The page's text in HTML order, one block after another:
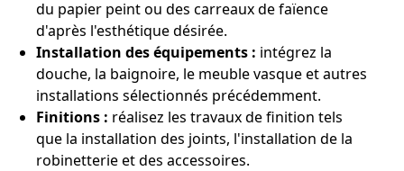
du papier peint ou des carreaux de faïence
d'après l'esthétique désirée.
Installation des équipements : intégrez la
douche, la baignoire, le meuble vasque et autres
installations sélectionnés précédemment.
Finitions : réalisez les travaux de finition tels
que la installation des joints, l'installation de la
robinetterie et des accessoires.